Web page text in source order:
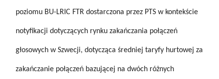
poziomu BU-LRIC FTR dostarczona przez PTS w kontekście
notyfikacji dotyczących rynku zakańczania połączeń
głosowych w Szwecji, dotycząca średniej taryfy hurtowej za
zakańczanie połączeń bazującej na dwóch różnych